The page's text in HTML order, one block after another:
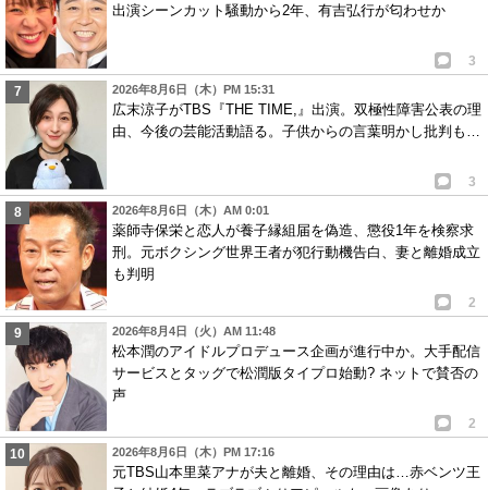
出演シーンカット騒動から2年、有吉弘行が匂わせか
3
2026年8月6日（木）PM 15:31
広末涼子がTBS『THE TIME,』出演。双極性障害公表の理
由、今後の芸能活動語る。子供からの言葉明かし批判も…
3
2026年8月6日（木）AM 0:01
薬師寺保栄と恋人が養子縁組届を偽造、懲役1年を検察求
刑。元ボクシング世界王者が犯行動機告白、妻と離婚成立
も判明
2
2026年8月4日（火）AM 11:48
松本潤のアイドルプロデュース企画が進行中か。大手配信
サービスとタッグで松潤版タイプロ始動? ネットで賛否の
声
2
2026年8月6日（木）PM 17:16
元TBS山本里菜アナが夫と離婚、その理由は…赤ベンツ王